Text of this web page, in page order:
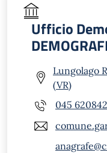
Ufficio
Lungolago
(VR)
045